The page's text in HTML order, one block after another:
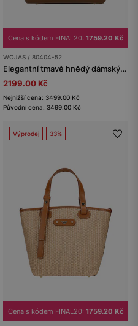
Cena s kódem FINAL20: 1759.20 Kč
WOJAS / 80404-52
Elegantní tmavě hnědý dámský kufřík
2199.00 Kč
Nejnižší cena: 3499.00 Kč
Původní cena: 3499.00 Kč
Výprodej 33%
Cena s kódem FINAL20: 1759.20 Kč